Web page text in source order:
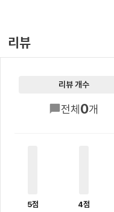
리뷰
리뷰 개수
전체0개
5점 4점